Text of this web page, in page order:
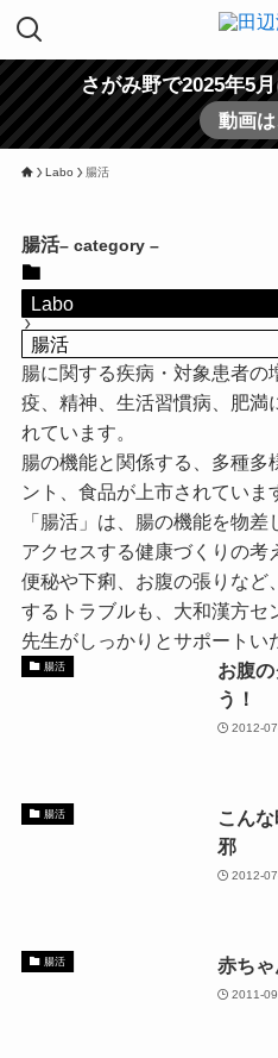
さがみ野で2025年5
動画
Labo 腸活
腸活– category –
Labo
腸活
腸に関する疾病・対象患者の
疫、精神、生活習慣病、肥満
れています。
腸の機能と関係する、多種多
ント、食品が上市されていま
「腸活」は、腸の機能を物
アクセスする健康づくりの考
便秘や下痢、お腹の張りなど
するトラブルも、大和漢方セ
先生がしっかりとサポートい
腸活
お腹
う！
2012-
腸活
こん
邪
2012-
腸活 赤ち
2011-